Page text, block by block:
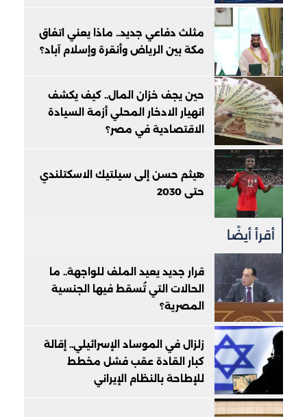
مثلث دفاعي جديد.. ماذا يعني اتفاق
مكة بين الرياض وأنقرة وإسلام آباد؟
حين يجف خزان المال.. كيف يكشف
انهيار الادخار المحلي أزمة السيادة
الاقتصادية في مصر؟
هيثم حسن إلى سيلتيك الاسكتلندي
حتى 2030
أقرأ أيضًا
قرار جديد يعيد الملف للواجهة.. ما
الحالات التي تُسقط فيها الجنسية
المصرية؟
زلزال في الموساد الإسرائيلي.. إقالة
كبار القادة عقب فشل مخطط
للإطاحة بالنظام الإيراني